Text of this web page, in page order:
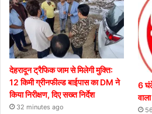
देहरादून ट्रैफिक जाम से मिलेगी मुक्ति:
12 किमी ग्रीनफील्ड बाईपास का DM ने
किया निरीक्षण, दिए सख्त निर्देश
32 minutes ago
6